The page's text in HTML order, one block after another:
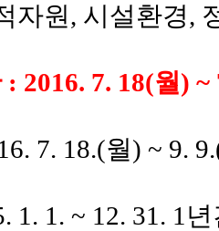
자원, 시설환경,
2016. 7. 18(월) ~
7. 18.(월) ~ 9.
1. 1. ~ 12. 31. 1